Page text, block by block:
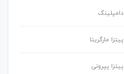
دامپلینگ
پیتزا مارگریتا
پیتزا پپرونی